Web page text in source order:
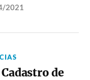
2021
de